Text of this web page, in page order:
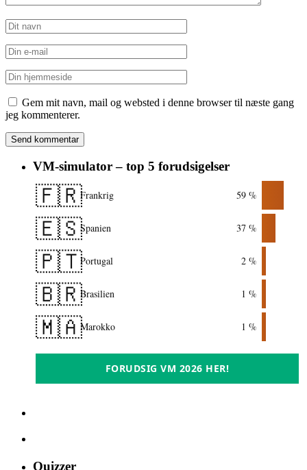
Gem mit navn, mail og websted i denne browser til næste gang
jeg kommenterer.
VM-simulator – top 5 forudsigelser
🇫🇷Frankrig 59 %
🇪🇸Spanien 37 %
🇵🇹Portugal 2 %
🇧🇷Brasilien 1 %
🇲🇦Marokko 1 %
FORUDSIG VM 2026 HER!
Quizzer